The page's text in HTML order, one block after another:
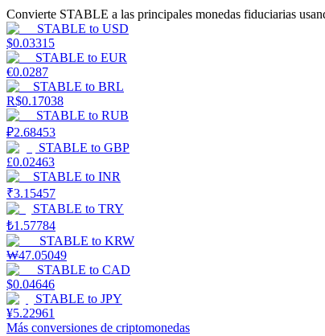
Guía
Guía de inicio de futuros
Estrategias comerciales
Aprenda cómo mantenerse rentable
Convierte STABLE a las principales monedas fiduciarias
STABLE to USD
$0.03315
STABLE to EUR
€0.0287
STABLE to BRL
R$0.17038
STABLE to RUB
₽2.68453
STABLE to GBP
£0.02463
STABLE to INR
₹3.15457
STABLE to TRY
₺1.57784
STABLE to KRW
₩47.05049
STABLE to CAD
$0.04646
STABLE to JPY
¥5.22961
Más conversiones de criptomonedas